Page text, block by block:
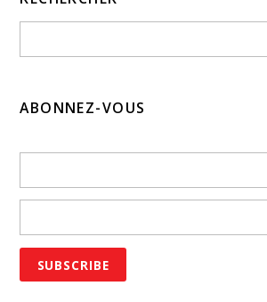
ABONNEZ-VOUS